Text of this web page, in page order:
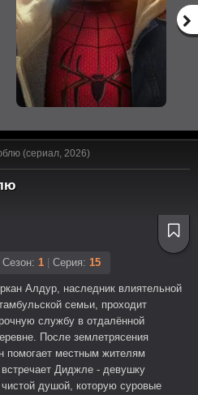
(сериал, 2026)
Сезон: 1 Серия: 15
Алдур, наследник влиятельной
семьи, проходит
службу в отдалённой
После землетрясения
помогает местным жителям
встречает Диджле - девушку
душой, которую суровые